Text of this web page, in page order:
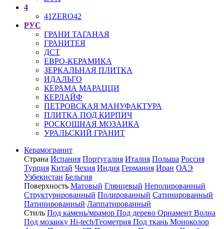
4
41ZERO42
РУС
ГРАНИ ТАГАНАЯ
ГРАНИТЕЯ
ДСТ
ЕВРО-КЕРАМИКА
ЗЕРКАЛЬНАЯ ПЛИТКА
ИДАЛЬГО
КЕРАМА МАРАЦЦИ
КЕРЛАЙФ
ПЕТРОВСКАЯ МАНУФАКТУРА
ПЛИТКА ПОД КИРПИЧ
РОСКОШНАЯ МОЗАИКА
УРАЛЬСКИЙ ГРАНИТ
Керамогранит
Страна Испания Португалия Италия Польша Россия
Турция Китай Чехия Индия Германия Иран ОАЭ
Узбекистан Бельгия
Поверхность Матовый Глянцевый Неполированный
Структурированный Полированный Сатинированный
Патинированный Лаппатированный
Стиль Под камень/мрамор Под дерево Орнамент Волна
Под мозаику Hi-tech/Геометрия Под ткань Моноколор